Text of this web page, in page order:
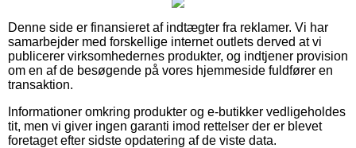
Denne side er finansieret af indtægter fra reklamer. Vi har
samarbejder med forskellige internet outlets derved at vi
publicerer virksomhedernes produkter, og indtjener provision
om en af de besøgende på vores hjemmeside fuldfører en
transaktion.
Informationer omkring produkter og e-butikker vedligeholdes
tit, men vi giver ingen garanti imod rettelser der er blevet
foretaget efter sidste opdatering af de viste data.